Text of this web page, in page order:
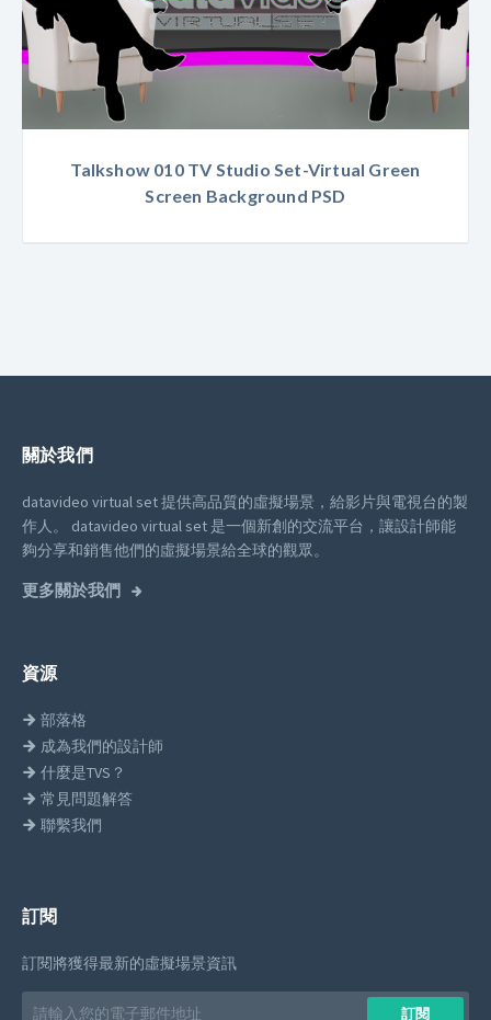
Talkshow 010 TV Studio Set-Virtual Green
Screen Background PSD
關於我們
datavideo virtual set 提供高品質的虛擬場景，給影片與電視台的製
作人。
datavideo virtual set 是一個新創的交流平台，讓設計師能
夠分享和銷售他們的虛擬場景給全球的觀眾。
更多關於我們
資源
部落格
成為我們的設計師
什麼是TVS？
常見問題解答
聯繫我們
訂閱
訂閱將獲得最新的虛擬場景資訊
Email
訂閱